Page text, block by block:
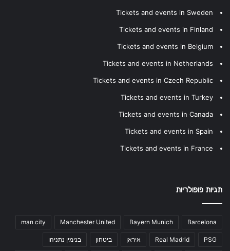
Tickets and events in Sweden
Tickets and events in Finland
Tickets and events in Belgium
Tickets and events in Netherlands
Tickets and events in Czech Republic
Tickets and events in Turkey
Tickets and events in Canada
Tickets and events in Spain
Tickets and events in France
תגיות פופולריות
Barcelona
Bayern Munich
Manchester United
man city
PSG
Real Madrid איראן ביטחון בנימין נתניהו